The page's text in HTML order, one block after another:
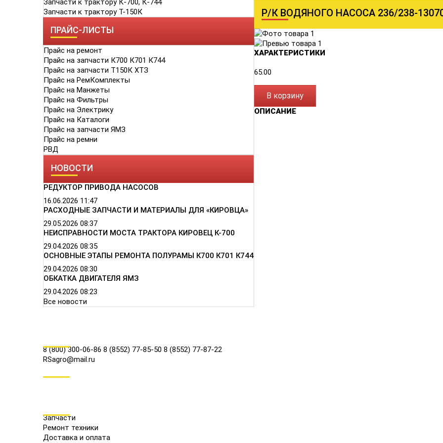
Запчасти к трактору К-700, К-744
Запчасти к трактору Т-150К
ПРАЙС-ЛИСТЫ
Прайс на ремонт
Прайс на запчасти К700 К701 К744
Прайс на запчасти Т150К ХТЗ
Прайс на РемКомплекты
Прайс на Манжеты
Прайс на Фильтры
Прайс на Электрику
Прайс на Каталоги
Прайс на запчасти ЯМЗ
Прайс на ремни
РВД
НОВОСТИ
РЕДУКТОР ПРИВОДА НАСОСОВ
16.06.2026 11:47
РАСХОДНЫЕ ЗАПЧАСТИ И МАТЕРИАЛЫ ДЛЯ «КИРОВЦА»
29.05.2026 08:37
НЕИСПРАВНОСТИ МОСТА ТРАКТОРА КИРОВЕЦ К-700
29.04.2026 08:35
ОСНОВНЫЕ ЭТАПЫ РЕМОНТА ПОЛУРАМЫ К700 К701 К744
29.04.2026 08:30
ОБКАТКА ДВИГАТЕЛЯ ЯМЗ
29.04.2026 08:23
Все новости
Р/К ВОДЯНОГО НАСОСА 236/238-
ХАРАКТЕРИСТИКИ
65.00
В корзину
ОПИСАНИЕ
8 (800) 300-06-86 8 (8552) 77-85-50 8 (8552) 77-87-22
RSagro@mail.ru
Запчасти
Ремонт техники
Доставка и оплата